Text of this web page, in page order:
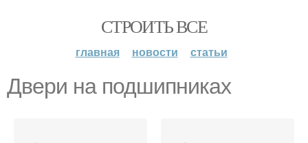
СТРОИТЬ ВСЕ
главная новости статьи
Двери на подшипниках